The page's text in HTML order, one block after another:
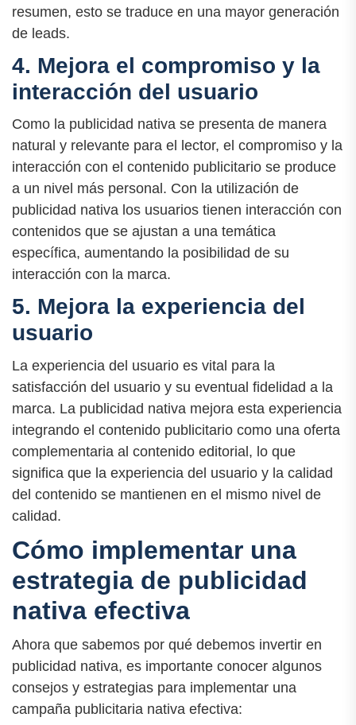
resumen, esto se traduce en una mayor generación
de leads.
4. Mejora el compromiso y la
interacción del usuario
Como la publicidad nativa se presenta de manera
natural y relevante para el lector, el compromiso y la
interacción con el contenido publicitario se produce
a un nivel más personal. Con la utilización de
publicidad nativa los usuarios tienen interacción con
contenidos que se ajustan a una temática
específica, aumentando la posibilidad de su
interacción con la marca.
5. Mejora la experiencia del
usuario
La experiencia del usuario es vital para la
satisfacción del usuario y su eventual fidelidad a la
marca. La publicidad nativa mejora esta experiencia
integrando el contenido publicitario como una oferta
complementaria al contenido editorial, lo que
significa que la experiencia del usuario y la calidad
del contenido se mantienen en el mismo nivel de
calidad.
Cómo implementar una
estrategia de publicidad
nativa efectiva
Ahora que sabemos por qué debemos invertir en
publicidad nativa, es importante conocer algunos
consejos y estrategias para implementar una
campaña publicitaria nativa efectiva: